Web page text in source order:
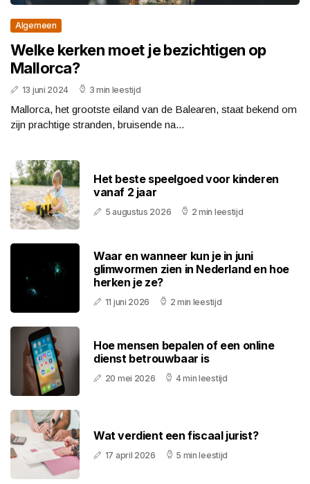
Algemeen
Welke kerken moet je bezichtigen op
Mallorca?
13 juni 2024 3 min leestijd
Mallorca, het grootste eiland van de Balearen, staat bekend om
zijn prachtige stranden, bruisende na...
Het beste speelgoed voor kinderen
vanaf 2 jaar
5 augustus 2026 2 min leestijd
Waar en wanneer kun je in juni
glimwormen zien in Nederland en hoe
herken je ze?
11 juni 2026 2 min leestijd
Hoe mensen bepalen of een online
dienst betrouwbaar is
20 mei 2026 4 min leestijd
Wat verdient een fiscaal jurist?
17 april 2026 5 min leestijd